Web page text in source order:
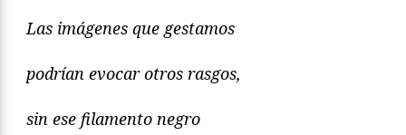
Las imágenes que gestamos
podrían evocar otros rasgos,
sin ese filamento negro